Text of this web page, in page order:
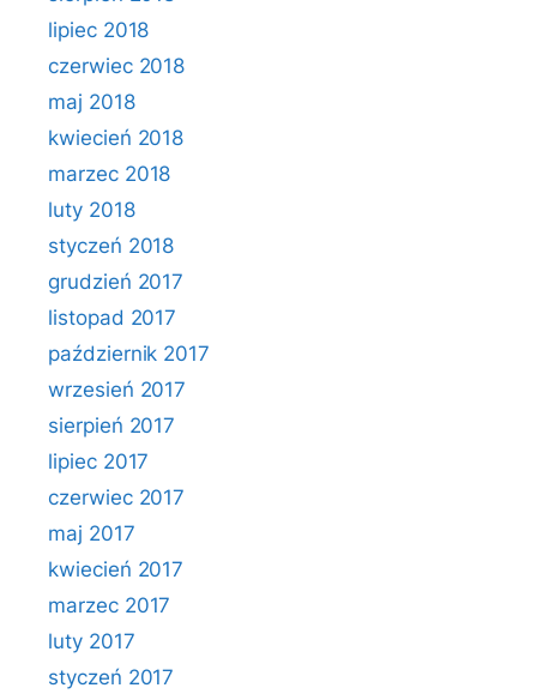
lipiec 2018
czerwiec 2018
maj 2018
kwiecień 2018
marzec 2018
luty 2018
styczeń 2018
grudzień 2017
listopad 2017
październik 2017
wrzesień 2017
sierpień 2017
lipiec 2017
czerwiec 2017
maj 2017
kwiecień 2017
marzec 2017
luty 2017
styczeń 2017